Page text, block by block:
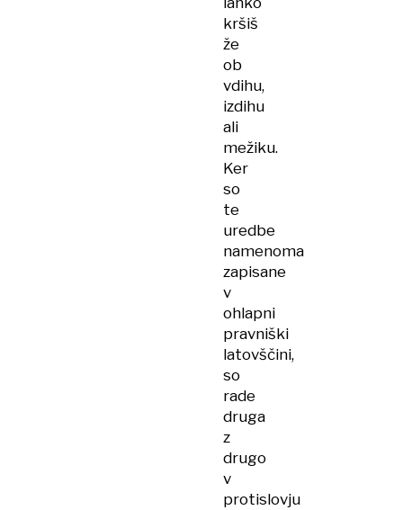
kršiš
že
ob
vdihu,
izdihu
ali
mežiku.
Ker
so
te
uredbe
namenoma
zapisane
v
ohlapni
pravniški
latovščini,
so
rade
druga
z
drugo
v
protislovju